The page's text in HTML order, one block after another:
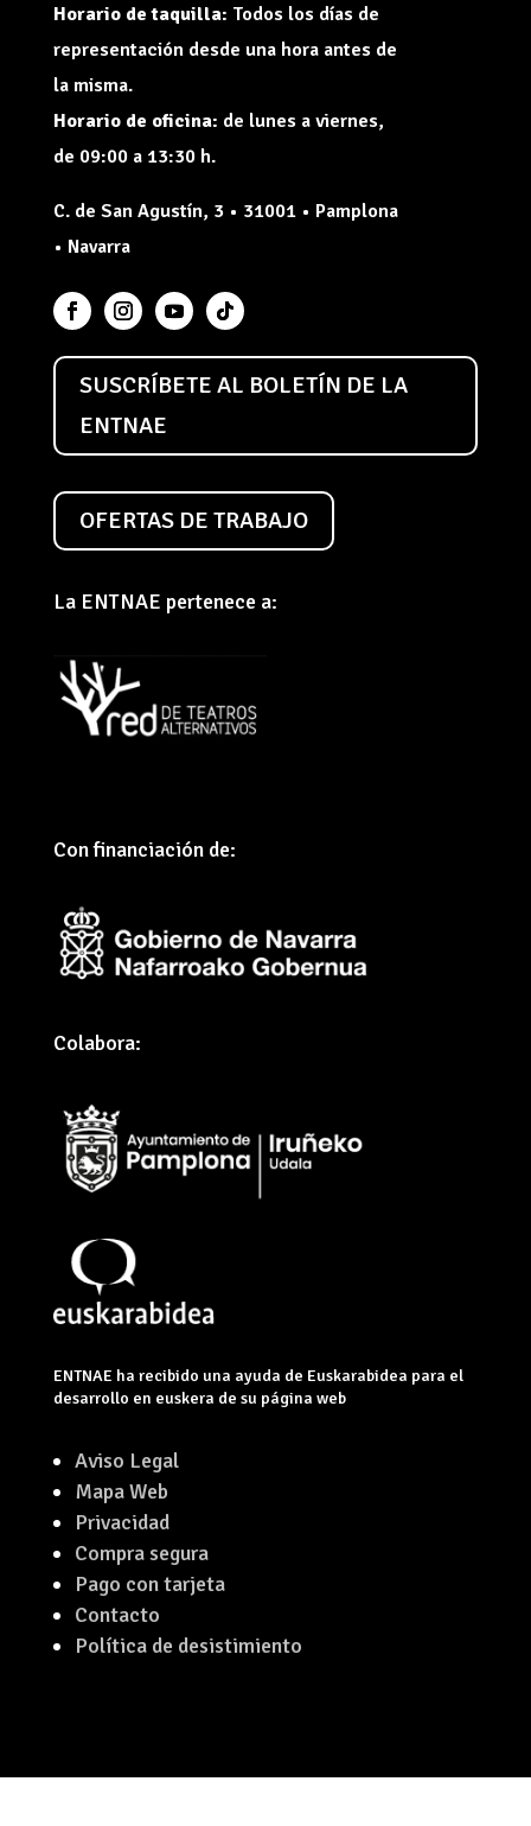
Horario de taquilla: Todos los días de
representación desde una hora antes de
la misma.
Horario de oficina: de lunes a viernes,
de 09:00 a 13:30 h.
C. de San Agustín, 3 • 31001 • Pamplona
• Navarra
SUSCRÍBETE AL BOLETÍN DE LA
ENTNAE
OFERTAS DE TRABAJO
La ENTNAE pertenece a:
Con financiación de:
Colabora:
ENTNAE ha recibido una ayuda de Euskarabidea para el
desarrollo en euskera de su página web
Aviso Legal
Mapa Web
Privacidad
Compra segura
Pago con tarjeta
Contacto
Política de desistimiento